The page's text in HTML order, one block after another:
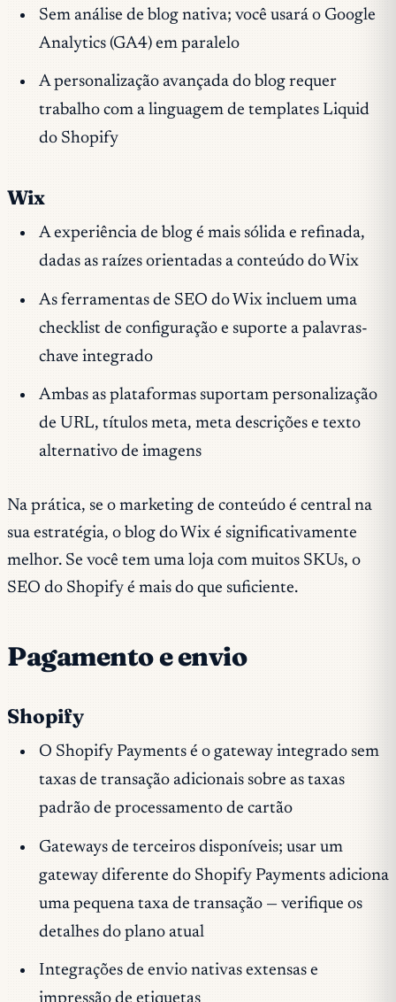
Sem análise de blog nativa; você usará o Google
Analytics (GA4) em paralelo
A personalização avançada do blog requer
trabalho com a linguagem de templates Liquid
do Shopify
Wix
A experiência de blog é mais sólida e refinada,
dadas as raízes orientadas a conteúdo do Wix
As ferramentas de SEO do Wix incluem uma
checklist de configuração e suporte a palavras-
chave integrado
Ambas as plataformas suportam personalização
de URL, títulos meta, meta descrições e texto
alternativo de imagens
Na prática, se o marketing de conteúdo é central na
sua estratégia, o blog do Wix é significativamente
melhor. Se você tem uma loja com muitos SKUs, o
SEO do Shopify é mais do que suficiente.
Pagamento e envio
Shopify
O Shopify Payments é o gateway integrado sem
taxas de transação adicionais sobre as taxas
padrão de processamento de cartão
Gateways de terceiros disponíveis; usar um
gateway diferente do Shopify Payments adiciona
uma pequena taxa de transação — verifique os
detalhes do plano atual
Integrações de envio nativas extensas e